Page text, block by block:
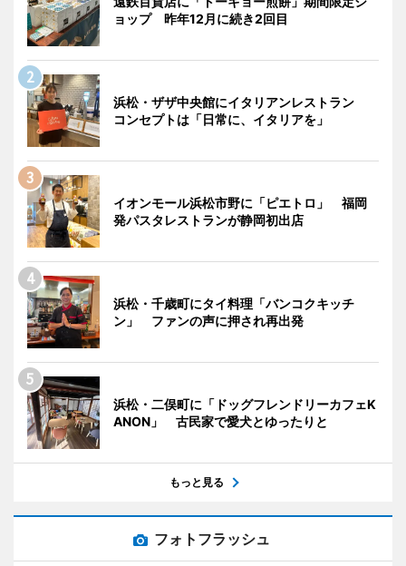
ョップ 昨年12月に続き2回目
浜松・ザザ中央館にイタリアンレストラン
コンセプトは「日常に、イタリアを」
イオンモール浜松市野に「ピエトロ」 福岡
発パスタレストランが静岡初出店
浜松・千歳町にタイ料理「バンコクキッチ
ン」 ファンの声に押され再出発
浜松・二俣町に「ドッグフレンドリーカフェK
ANON」 古民家で愛犬とゆったりと
もっと見る
フォトフラッシュ